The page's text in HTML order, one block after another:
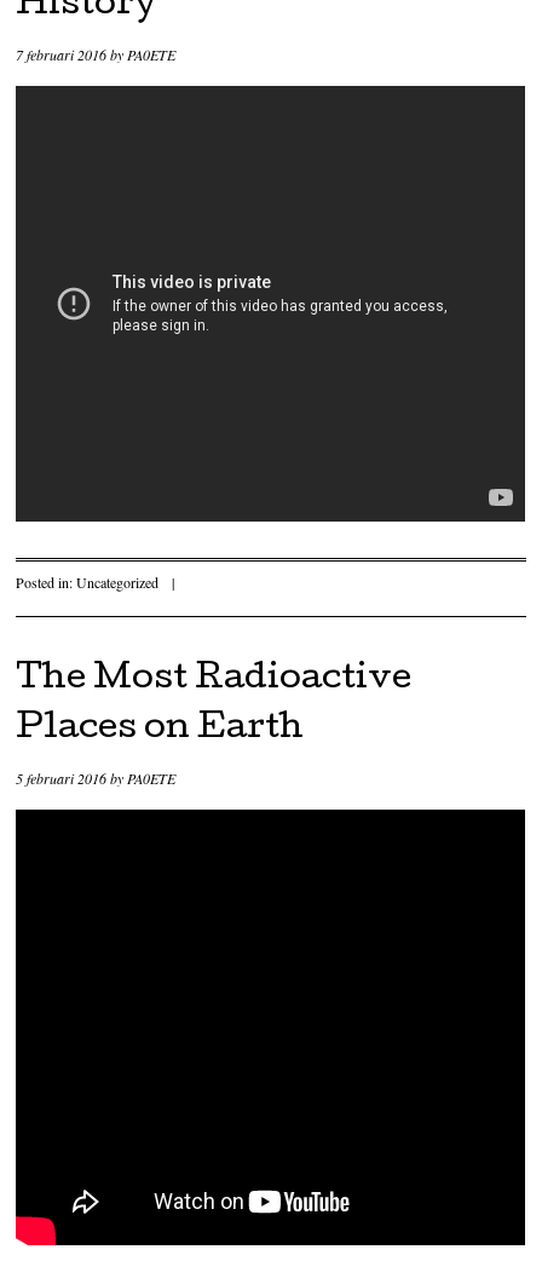
7 februari 2016byPA0ETE
Posted in:Uncategorized |
The Most Radioactive
Places on Earth
5 februari 2016by PA0ETE